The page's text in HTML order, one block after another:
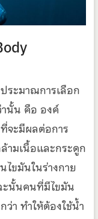
ระมาณการเลือก
นั้น คือ องค์
จะมีผลต่อการ
ามเนื้อและกระดูก
ขมันในร่างกาย
ะนั้นคนที่มีไขมัน
า ทำให้ต้องใช้น้ำ